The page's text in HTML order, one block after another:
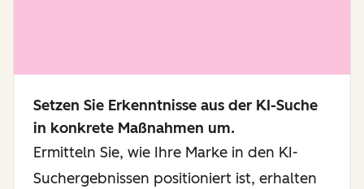
Setzen Sie Erkenntnisse aus der KI-Suche
in konkrete Maßnahmen um.
Ermitteln Sie, wie Ihre Marke in den KI-
Suchergebnissen positioniert ist, erhalten